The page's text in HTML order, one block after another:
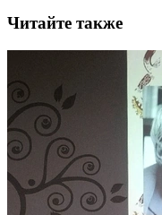
Читайте также